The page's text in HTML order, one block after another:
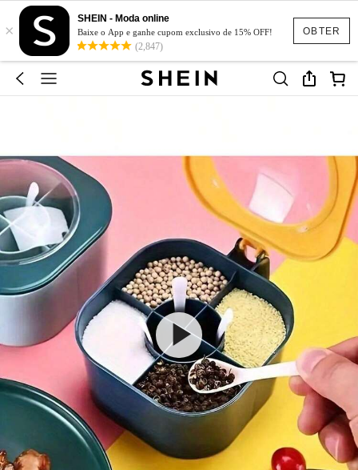
OBTER
×
SHEIN - Moda online
Baixe o App e ganhe cupom exclusivo de 15% OFF!
(2,847)